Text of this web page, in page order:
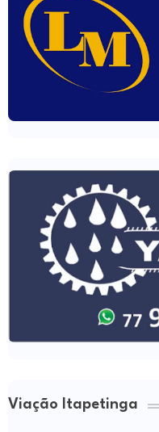
Viação Itapetinga